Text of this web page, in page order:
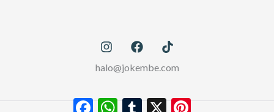
halo@jokembe.com
FacebookWhatsApp
TumblrX